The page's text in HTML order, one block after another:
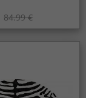
84.99 €